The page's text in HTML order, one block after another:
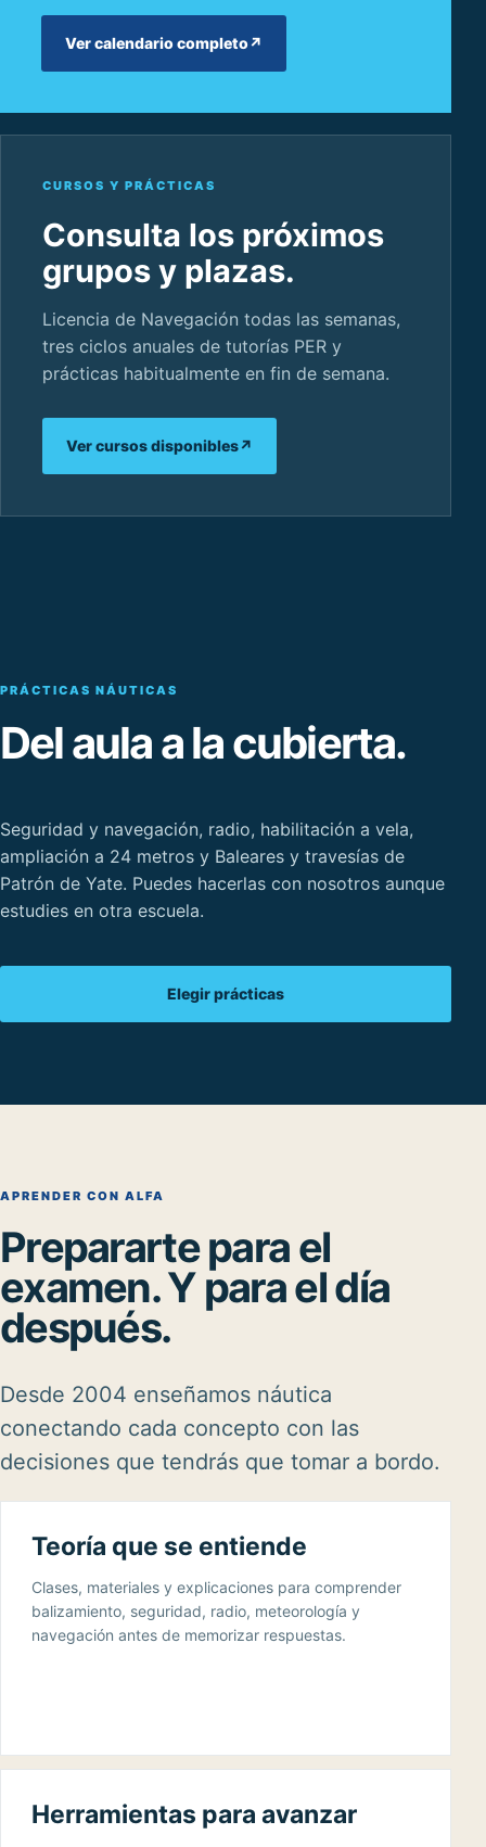
Ver calendario completo↗
CURSOS Y PRÁCTICAS
Consulta los próximos
grupos y plazas.
Licencia de Navegación todas las semanas,
tres ciclos anuales de tutorías PER y
prácticas habitualmente en fin de semana.
Ver cursos disponibles↗
PRÁCTICAS NÁUTICAS
Del aula a la cubierta.
Seguridad y navegación, radio, habilitación a vela,
ampliación a 24 metros y Baleares y travesías de
Patrón de Yate. Puedes hacerlas con nosotros aunque
estudies en otra escuela.
Elegir prácticas
APRENDER CON ALFA
Prepararte para el
examen. Y para el día
después.
Desde 2004 enseñamos náutica
conectando cada concepto con las
decisiones que tendrás que tomar a bordo.
Teoría que se entiende
Clases, materiales y explicaciones para comprender
balizamiento, seguridad, radio, meteorología y
navegación antes de memorizar respuestas.
Herramientas para avanzar